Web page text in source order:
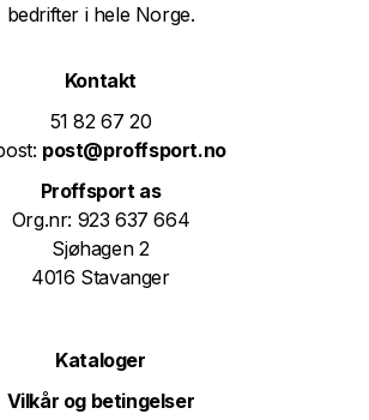
bedrifter i hele Norge.
Kontakt
51 82 67 20
post@proffsport.no
Proffsport as
Org.nr: 923 637 664
Sjøhagen 2
4016 Stavanger
Kataloger
Vilkår og betingelser